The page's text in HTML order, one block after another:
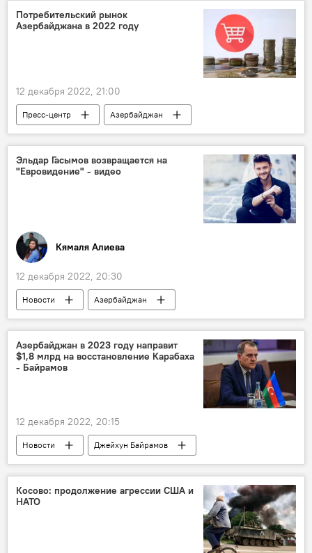
Франция
Потребительский рынок
Азербайджана в 2022 году
12 декабря 2022, 21:00
Пресс-центр
Азербайджан
Потребительский рынок
Инфляция
Эльдар Гасымов возвращается на
"Евровидение" - видео
Кямаля Алиева
12 декабря 2022, 20:30
Новости
Азербайджан
Евровидение 2022
Эльдар Гасымов
продюсер
Азербайджан в 2023 году направит
$1,8 млрд на восстановление Карабаха
- Байрамов
12 декабря 2022, 20:15
Новости
Джейхун Байрамов
Карабах
Восточный Зангезур
Вынужденные переселенцы
заявление
Косово: продолжение агрессии США и
НАТО